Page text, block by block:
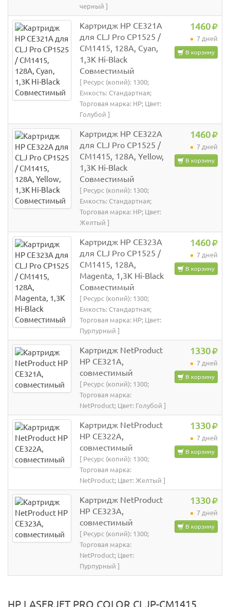
черный ]
Картридж HP CE321A
для CLJ Pro CP1525 /
CM1415, 128A, Cyan,
1,3K Hi-Black
Совместимый
[ Ресурс (копий): 1300;
Емкость: Стандартная;
Торговая марка: HP; Цвет:
Голубой ]
1460
7 дней
В корзину
Картридж HP CE322A
для CLJ Pro CP1525 /
CM1415, 128A, Yellow,
1,3K Hi-Black
Совместимый
[ Ресурс (копий): 1300;
Емкость: Стандартная;
Торговая марка: HP; Цвет:
Желтый ]
1460
7 дней
В корзину
Картридж HP CE323A
для CLJ Pro CP1525 /
CM1415, 128A,
Magenta, 1,3K Hi-Black
Совместимый
[ Ресурс (копий): 1300;
Емкость: Стандартная;
Торговая марка: HP; Цвет:
Пурпурный ]
1460
7 дней
В корзину
Картридж NetProduct
HP CE321A,
совместимый
[ Ресурс (копий): 1300;
Торговая марка:
NetProduct; Цвет: Голубой ]
1330
7 дней
В корзину
Картридж NetProduct
HP CE322A,
совместимый
[ Ресурс (копий): 1300;
Торговая марка:
NetProduct; Цвет: Желтый ]
1330
7 дней
В корзину
Картридж NetProduct
HP CE323A,
совместимый
[ Ресурс (копий): 1300;
Торговая марка:
NetProduct; Цвет:
Пурпурный ]
1330
7 дней
В корзину
HP LASERJET PRO COLOR CLJP-CM1415